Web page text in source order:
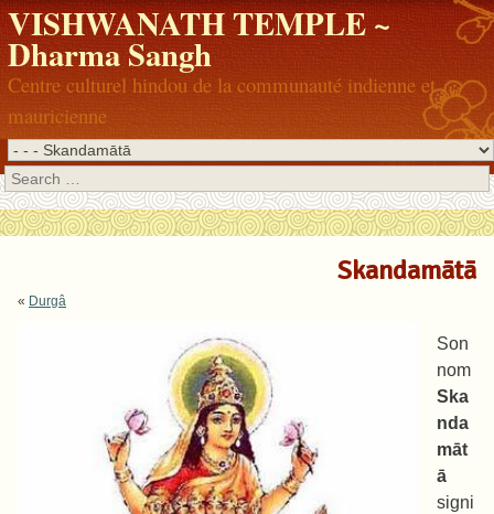
VISHWANATH TEMPLE ~
Dharma Sangh
Centre culturel hindou de la communauté indienne et
mauricienne
Search
Skandamātā
« Durgâ
Son
nom
Ska
nda
māt
ā
signi